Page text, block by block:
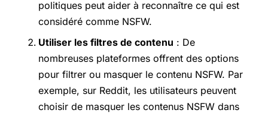
politiques peut aider à reconnaître ce qui est
considéré comme NSFW.
Utiliser les filtres de contenu : De
nombreuses plateformes offrent des options
pour filtrer ou masquer le contenu NSFW. Par
exemple, sur Reddit, les utilisateurs peuvent
choisir de masquer les contenus NSFW dans